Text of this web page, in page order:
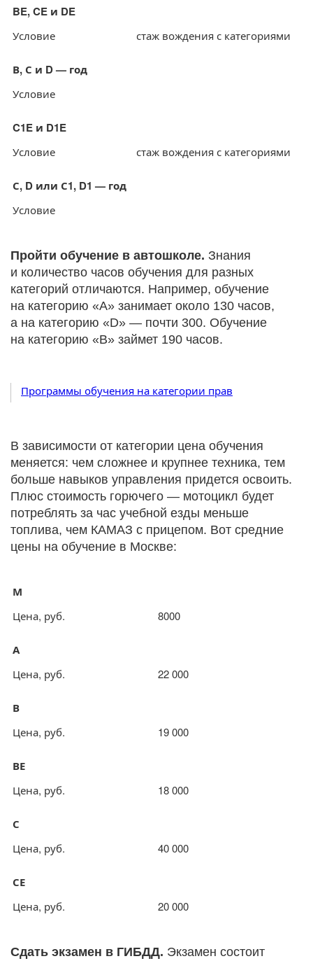
BE, CE и DE
Условие стаж вождения с категориями
В, С и D — год
Условие
C1E и D1E
Условие стаж вождения с категориями
С, D или С1, D1 — год
Условие
Пройти обучение в автошколе. Знания
и количество часов обучения для разных
категорий отличаются. Например, обучение
на категорию «А» занимает около 130 часов,
а на категорию «D» — почти 300. Обучение
на категорию «В» займет 190 часов.
Программы обучения на категории прав
В зависимости от категории цена обучения
меняется: чем сложнее и крупнее техника, тем
больше навыков управления придется освоить.
Плюс стоимость горючего — мотоцикл будет
потреблять за час учебной езды меньше
топлива, чем КАМАЗ с прицепом. Вот средние
цены на обучение в Москве:
М
Цена, руб. 8000
А
Цена, руб. 22 000
В
Цена, руб. 19 000
ВЕ
Цена, руб. 18 000
С
Цена, руб. 40 000
СЕ
Цена, руб. 20 000
Сдать экзамен в ГИБДД. Экзамен состоит